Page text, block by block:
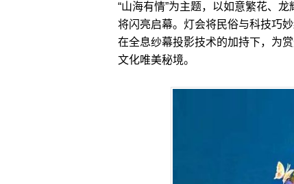
“山海有情”为主题，以如意繁花、
将闪亮启幕。灯会将民俗与科技巧
在全息纱幕投影技术的加持下，为
文化唯美秘境。